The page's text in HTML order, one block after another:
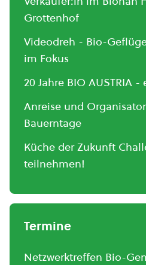
Grottenhof
Videodreh - Bio-
im Fokus
20 Jahre BIO AUSTRIA
Anreise und
Bauerntage
Küche der Zukunft
teilnehmen!
Termine
Netzwerktreffen Bio-